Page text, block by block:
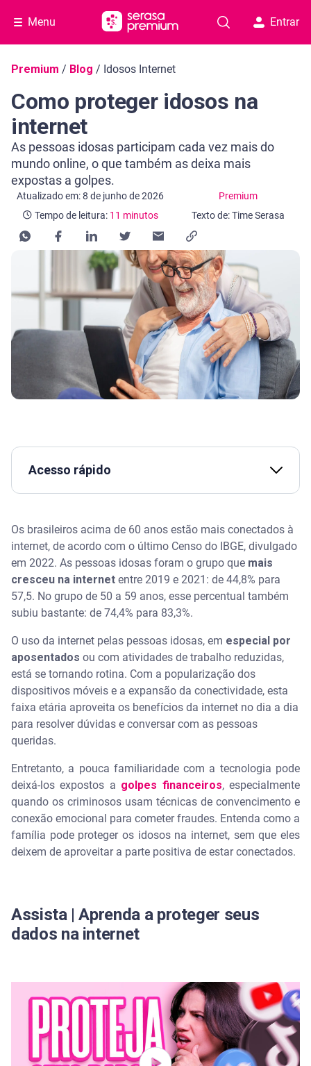
Menu Entrar
Navegação do blog
Premium / Blog / Idosos Internet
Como proteger idosos na
internet
As pessoas idosas participam cada vez mais do
mundo online, o que também as deixa mais
expostas a golpes.
Atualizado em: 8 de junho de 2026 Premium
Categoria Premium
Tempo de leitura: 11 minutos
Tempo de leitura: 11 minutos
Texto de: Time Serasa
Acesso rápido
Por que proteger idosos na internet
Dicas de segurança digital para a terceira idade
Como ensinar idosos a usar a internet com
Serasa Premium: conheça o monitoramento de
dados na internet
Perguntas frequentes sobre proteger idosos na
internet
Como configurar privacidade no Facebook para
Como funciona a Lei do Superendividamento para
o idoso?
Quais são os golpes mais comuns aplicados em
idosos?
Os brasileiros acima de 60 anos estão mais conectados à
internet, de acordo com o último Censo do IBGE, divulgado
em 2022. As pessoas idosas foram o grupo que mais
cresceu na internet entre 2019 e 2021: de 44,8% para
57,5. No grupo de 50 a 59 anos, esse percentual também
subiu bastante: de 74,4% para 83,3%.
O uso da internet pelas pessoas idosas, em especial por
aposentados ou com atividades de trabalho reduzidas,
está se tornando rotina. Com a popularização dos
dispositivos móveis e a expansão da conectividade, esta
faixa etária aproveita os benefícios da internet no dia a dia
para resolver dúvidas e conversar com as pessoas
queridas.
Entretanto, a pouca familiaridade com a tecnologia pode
deixá-los expostos a golpes financeiros, especialmente
quando os criminosos usam técnicas de convencimento e
conexão emocional para cometer fraudes. Entenda como a
família pode proteger os idosos na internet, sem que eles
deixem de aproveitar a parte positiva de estar conectados.
Assista | Aprenda a proteger seus
dados na internet